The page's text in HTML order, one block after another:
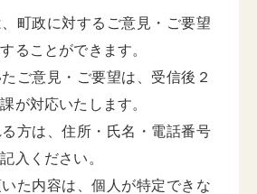
町政に対するご意見・ご要望
ることができます。
ご意見・ご要望は、受信後２
が対応いたします。
方は、住所・氏名・電話番号
入ください。
た内容は、個人が特定できな